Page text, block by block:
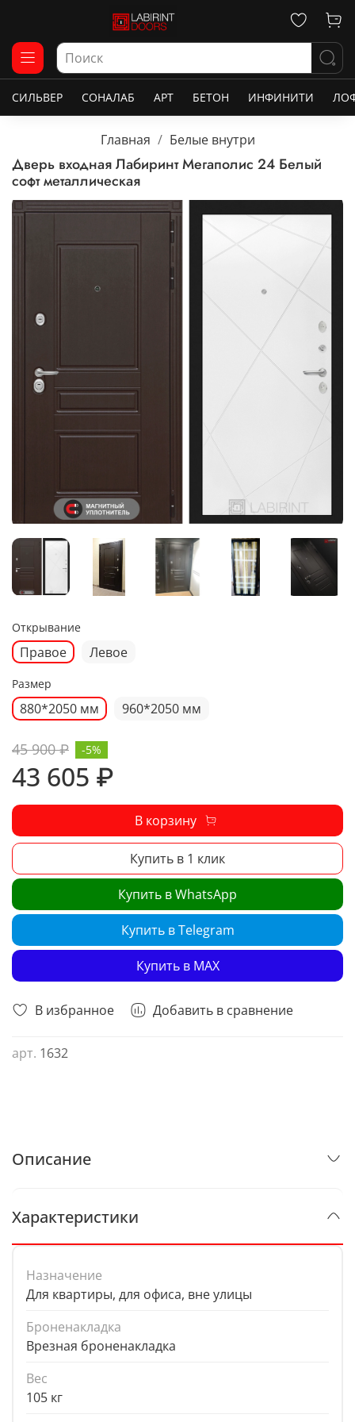
СИЛЬВЕР СОНАЛАБ АРТ БЕТОН ИНФИНИТИ
Главная Белые внутри
Дверь входная Лабиринт Мегаполис 24 Белый
софт металлическая
В избранное Добавить в сравнение
арт. 1632
Открывание
Правое Левое
Размер
880*2050 мм 960*2050 мм
45 900 ₽
43 605 ₽
-5%
В корзину
Купить в 1 клик
Купить в WhatsApp
Купить в Telegram
Купить в MAX
Описание
Характеристики
Назначение
Для квартиры, для офиса, вне улицы
Броненакладка
Врезная броненакладка
Вес
105 кг